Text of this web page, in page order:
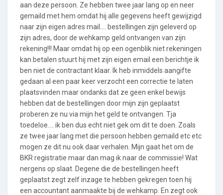
aan deze persoon. Ze hebben twee jaar lang op en neer
gemaild met hem omdat hij alle gegevens heeft gewijzigd
naar zijn eigen adres mail.... bestellingen zijn geleverd op
zijn adres, door de wehkamp geld ontvangen van zijn
rekening!!! Maar omdat hij op een ogenblik niet rekeningen
kan betalen stuurt hij met zijn eigen email een berichtje ik
ben niet de contractant klaar. Ik heb inmiddels aangifte
gedaan al een paar keer verzocht een correctie te laten
plaatsvinden maar ondanks dat ze geen enkel bewijs
hebben dat de bestellingen door mijn zijn geplaatst
proberen ze nu via mijn het geld te ontvangen. Tja
toedeloe.... ik ben dus echt niet gek om dit te doen. Zoals
ze twee jaar lang met die persoon hebben gemaild etc etc
mogen ze dit nu ook daar verhalen. Mijn gaat het om de
BKR registratie maar dan mag ik naar de commissie! Wat
nergens op slaat. Degene die de bestellingen heeft
geplaatst zegt zelf inzage te hebben gekregen toen hij
een accountant aanmaakte bij de wehkamp. En zegt ook